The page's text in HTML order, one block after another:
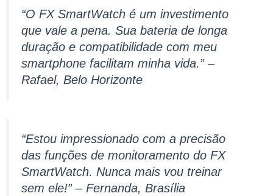
“O FX SmartWatch é um investimento
que vale a pena. Sua bateria de longa
duração e compatibilidade com meu
smartphone facilitam minha vida.” –
Rafael, Belo Horizonte
“Estou impressionado com a precisão
das funções de monitoramento do FX
SmartWatch. Nunca mais vou treinar
sem ele!” – Fernanda, Brasília